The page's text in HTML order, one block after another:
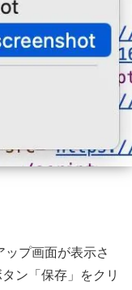
プ画面が表示さ
ン「保存」をクリ